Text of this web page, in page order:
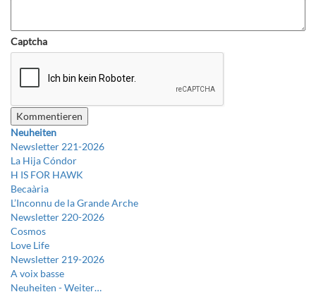
Captcha
Neuheiten
Newsletter 221-2026
La Hija Cóndor
H IS FOR HAWK
Becaària
L’Inconnu de la Grande Arche
Newsletter 220-2026
Cosmos
Love Life
Newsletter 219-2026
A voix basse
Neuheiten -Weiter…